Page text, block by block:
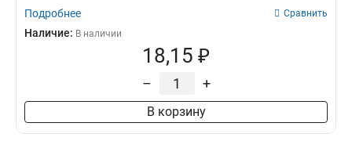
Подробнее Сравнить
Наличие: В наличии
18,15 ₽
– +
В корзину